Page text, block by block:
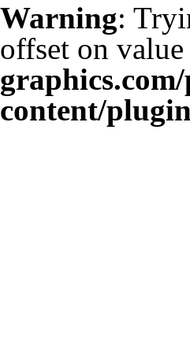
Warning:
offset on
content/